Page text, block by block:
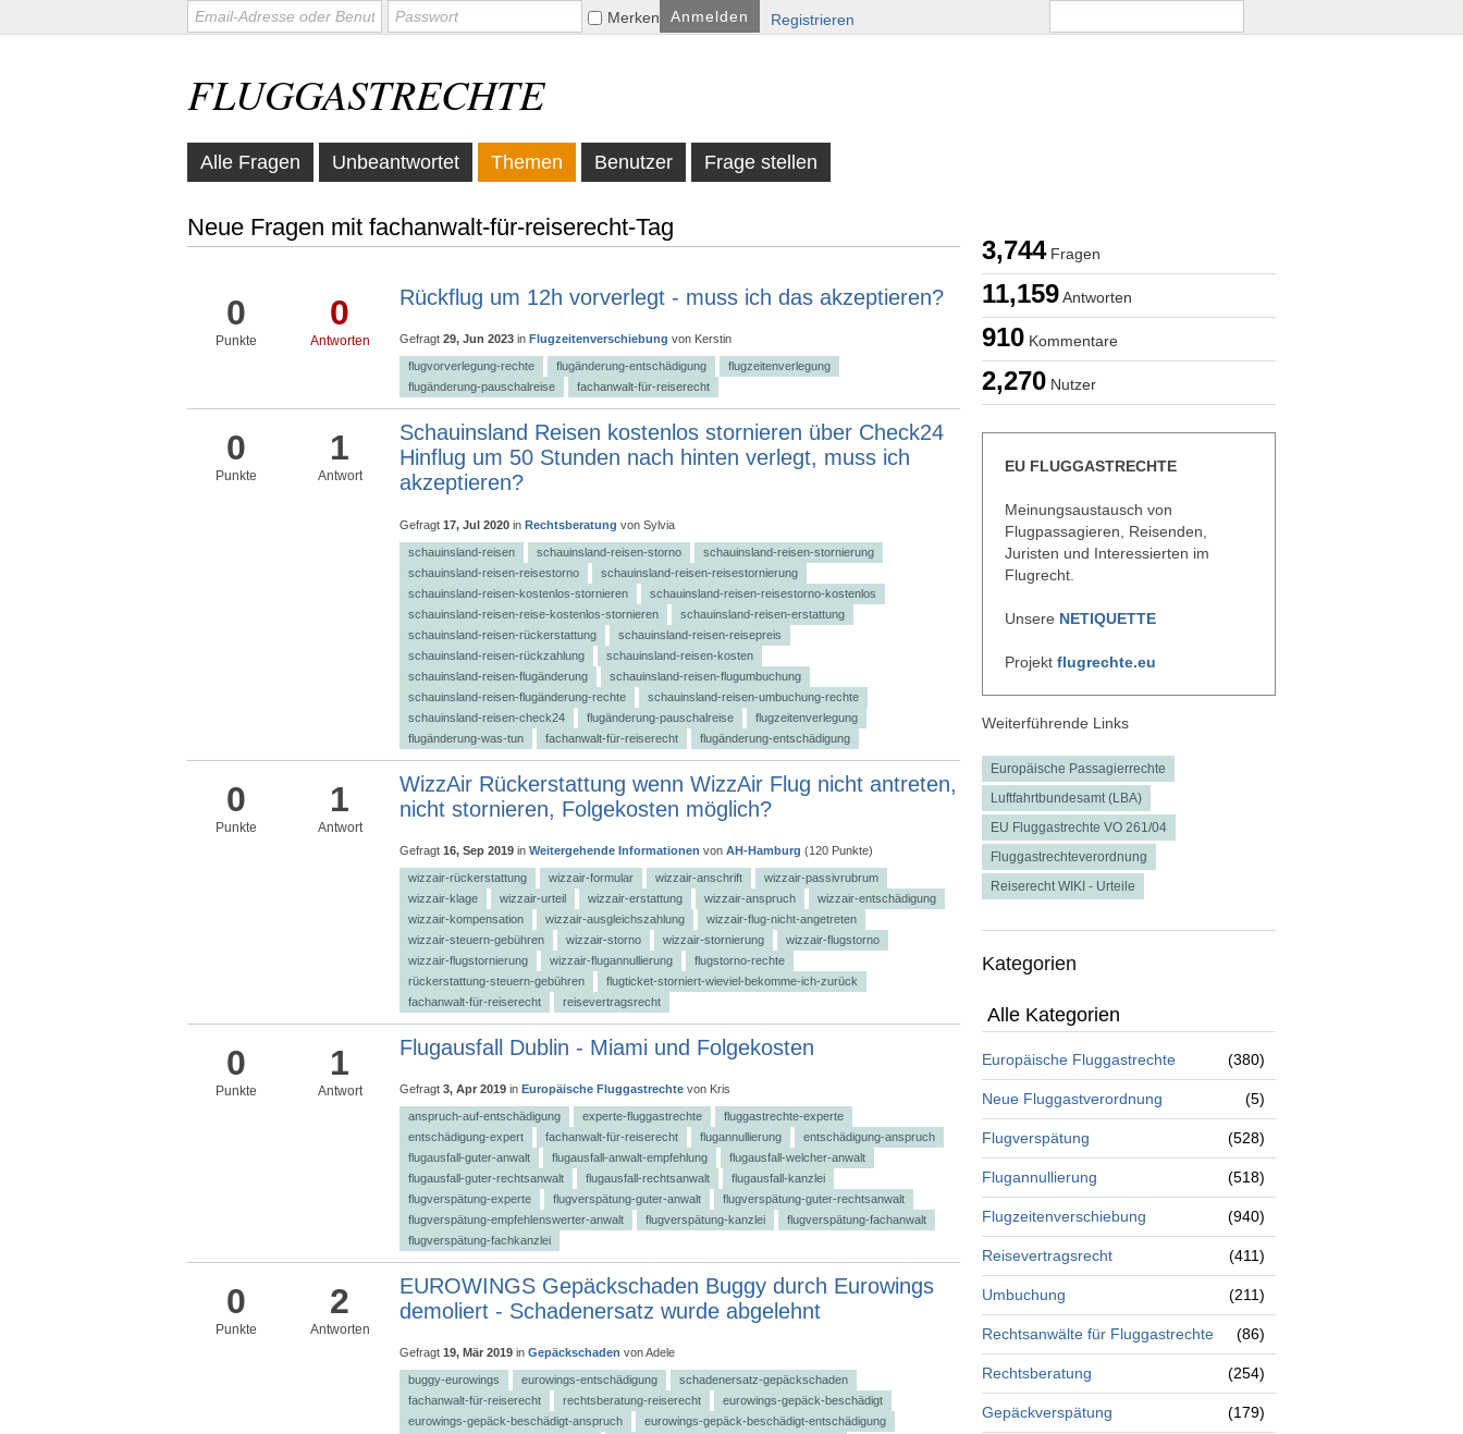
Merken Registrieren
FLUGGASTRECHTE
Alle Fragen Unbeantwortet Themen Benutzer Frage stellen
3,744Fragen
11,159Antworten
910 Kommentare
2,270 Nutzer
EU FLUGGASTRECHTE
Meinungsaustausch von
Flugpassagieren, Reisenden,
Juristen und Interessierten im
Flugrecht.
Unsere NETIQUETTE
Projekt flugrechte.eu
Weiterführende Links
Europäische Passagierrechte
Luftfahrtbundesamt (LBA)
EU Fluggastrechte VO 261/04
Fluggastrechteverordnung
Reiserecht WIKI - Urteile
Kategorien
Alle Kategorien
Europäische Fluggastrechte (380)
Neue Fluggastverordnung (5)
Flugverspätung (528)
Flugannullierung (518)
Flugzeitenverschiebung (940)
Reisevertragsrecht (411)
Umbuchung (211)
Rechtsanwälte für Fluggastrechte (86)
Rechtsberatung (254)
Gepäckverspätung (179)
Neue Fragen mit fachanwalt-für-reiserecht-Tag
0
Punkte
0
Antworten
Rückflug um 12h vorverlegt - muss ich das akzeptieren?
Gefragt 29, Jun 2023 in Flugzeitenverschiebung von Kerstin
flugvorverlegung-rechte flugänderung-entschädigung
flugzeitenverlegung
flugänderung-pauschalreise
fachanwalt-für-reiserecht
0
Punkte
1
Antwort
Schauinsland Reisen kostenlos stornieren über Check24
Hinflug um 50 Stunden nach hinten verlegt, muss ich
akzeptieren?
Gefragt 17, Jul 2020 in Rechtsberatung von Sylvia
schauinsland-reisen schauinsland-reisen-storno
schauinsland-reisen-stornierung
schauinsland-reisen-reisestorno
schauinsland-reisen-reisestornierung
schauinsland-reisen-kostenlos-stornieren
schauinsland-reisen-reisestorno-kostenlos
schauinsland-reisen-reise-kostenlos-stornieren
schauinsland-reisen-erstattung
schauinsland-reisen-rückerstattung
schauinsland-reisen-reisepreis
schauinsland-reisen-rückzahlung
schauinsland-reisen-kosten
schauinsland-reisen-flugänderung
schauinsland-reisen-flugumbuchung
schauinsland-reisen-flugänderung-rechte
schauinsland-reisen-umbuchung-rechte
schauinsland-reisen-check24
flugänderung-pauschalreise
flugzeitenverlegung
flugänderung-was-tun
fachanwalt-für-reiserecht flugänderung-entschädigung
0
Punkte
1
Antwort
WizzAir Rückerstattung wenn WizzAir Flug nicht antreten,
nicht stornieren, Folgekosten möglich?
Gefragt 16, Sep 2019 in Weitergehende Informationen von AH-Hamburg (120 Punkte)
wizzair-rückerstattung wizzair-formular wizzair-anschrift
wizzair-passivrubrum
wizzair-klage
wizzair-urteil wizzair-erstattung wizzair-anspruch
wizzair-entschädigung
wizzair-kompensation
wizzair-ausgleichszahlung
wizzair-flug-nicht-angetreten
wizzair-steuern-gebühren
wizzair-storno wizzair-stornierung
wizzair-flugstorno
wizzair-flugstornierung
wizzair-flugannullierung
flugstorno-rechte
rückerstattung-steuern-gebühren
flugticket-storniert-wieviel-bekomme-ich-zurück
fachanwalt-für-reiserecht
reisevertragsrecht
0
Punkte
1
Antwort
Flugausfall Dublin - Miami und Folgekosten
Gefragt 3, Apr 2019 in Europäische Fluggastrechte von Kris
anspruch-auf-entschädigung experte-fluggastrechte
fluggastrechte-experte
entschädigung-expert
fachanwalt-für-reiserecht flugannullierung
entschädigung-anspruch
flugausfall-guter-anwalt
flugausfall-anwalt-empfehlung
flugausfall-welcher-anwalt
flugausfall-guter-rechtsanwalt
flugausfall-rechtsanwalt
flugausfall-kanzlei
flugverspätung-experte
flugverspätung-guter-anwalt
flugverspätung-guter-rechtsanwalt
flugverspätung-empfehlenswerter-anwalt
flugverspätung-kanzlei
flugverspätung-fachanwalt
flugverspätung-fachkanzlei
0
Punkte
2
Antworten
EUROWINGS Gepäckschaden Buggy durch Eurowings
demoliert - Schadenersatz wurde abgelehnt
Gefragt 19, Mär 2019 in Gepäckschaden vonAdele
buggy-eurowings eurowings-entschädigung
schadenersatz-gepäckschaden
fachanwalt-für-reiserecht
rechtsberatung-reiserecht
eurowings-gepäck-beschädigt
eurowings-gepäck-beschädigt-anspruch
eurowings-gepäck-beschädigt-entschädigung